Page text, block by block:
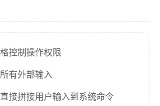
控制操作权限
有外部输入
接拼接用户输入到系统命令